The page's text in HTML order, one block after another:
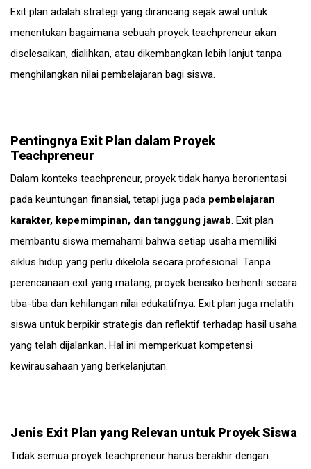
Exit plan adalah strategi yang dirancang sejak awal untuk
menentukan bagaimana sebuah proyek teachpreneur akan
diselesaikan, dialihkan, atau dikembangkan lebih lanjut tanpa
menghilangkan nilai pembelajaran bagi siswa.
Pentingnya Exit Plan dalam Proyek
Teachpreneur
Dalam konteks teachpreneur, proyek tidak hanya berorientasi
pada keuntungan finansial, tetapi juga pada pembelajaran
karakter, kepemimpinan, dan tanggung jawab. Exit plan
membantu siswa memahami bahwa setiap usaha memiliki
siklus hidup yang perlu dikelola secara profesional. Tanpa
perencanaan exit yang matang, proyek berisiko berhenti secara
tiba-tiba dan kehilangan nilai edukatifnya. Exit plan juga melatih
siswa untuk berpikir strategis dan reflektif terhadap hasil usaha
yang telah dijalankan. Hal ini memperkuat kompetensi
kewirausahaan yang berkelanjutan.
Jenis Exit Plan yang Relevan untuk Proyek Siswa
Tidak semua proyek teachpreneur harus berakhir dengan